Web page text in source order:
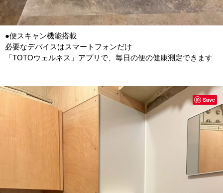
●便スキャン機能搭載
必要なデバイスはスマートフォンだけ
「TOTOウェルネス」アプリで、毎日の便の健康測定できます
Save